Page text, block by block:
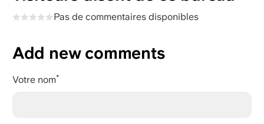
Pas de commentaires disponibles
Add new comments
Votre nom